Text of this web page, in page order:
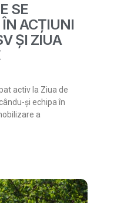
SE
ACȚIUNI
ȘI ZIUA
activ la Ziua de
și echipa în
a